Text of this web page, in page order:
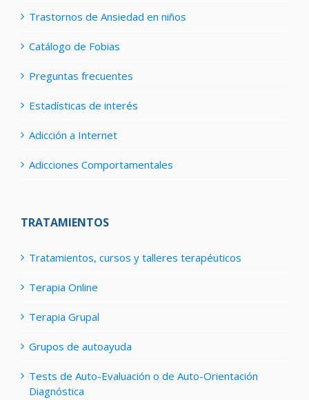
Trastornos de Ansiedad en niños
Catálogo de Fobias
Preguntas frecuentes
Estadísticas de interés
Adicción a Internet
Adicciones Comportamentales
TRATAMIENTOS
Tratamientos, cursos y talleres terapéuticos
Terapia Online
Terapia Grupal
Grupos de autoayuda
Tests de Auto-Evaluación o de Auto-Orientación
Diagnóstica